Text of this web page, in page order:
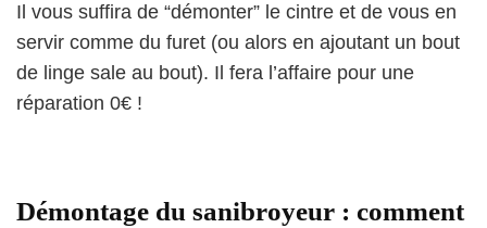
Il vous suffira de “démonter” le cintre et de vous en
servir comme du furet (ou alors en ajoutant un bout
de linge sale au bout). Il fera l’affaire pour une
réparation 0€ !
Démontage du sanibroyeur : comment